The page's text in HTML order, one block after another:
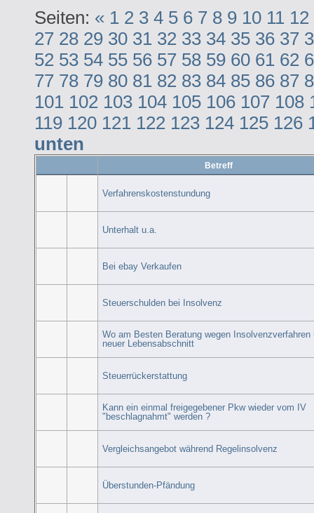
Seiten: « 1 2 3 4 5 6 7 8 9 10 11 12
27 28 29 30 31 32 33 34 35 36 37
52 53 54 55 56 57 58 59 60 61 62
77 78 79 80 81 82 83 84 85 86 87
101 102 103 104 105 106 107 108
119 120 121 122 123 124 125 126
unten
Betreff
Verfahrenskostenstundung
Unterhalt u.a.
Bei ebay Verkaufen
Steuerschulden bei Insolvenz
Wo am Besten Beratung wegen Insolvenzverfahren
neuer Lebensabschnitt
Steuerrückerstattung
Kann ein einmal freigegebener Pkw wieder vom IV
"beschlagnahmt" werden ?
Vergleichsangebot während Regelinsolvenz
Überstunden-Pfändung